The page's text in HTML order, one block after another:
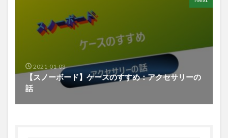
2021-01-03
【スノーボード】ケースのすすめ：アクセサリーの
話